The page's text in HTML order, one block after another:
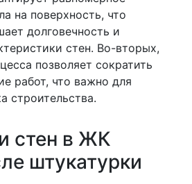
на поверхность, что
долговечность и
стен. Во-вторых,
позволяет сократить
работ, что важно для
строительства.
стен в ЖК
штукатурки